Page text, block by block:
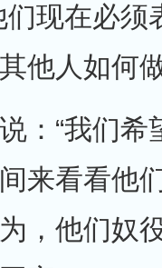
们现在必须
他人如何
：“我们希
来看看他
，他们奴